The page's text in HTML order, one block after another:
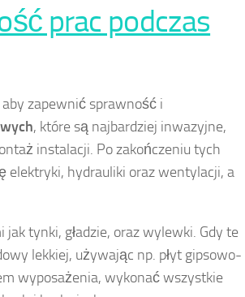
prac podczas
zapewnić sprawność i
, które są najbardziej inwazyjne,
instalacji. Po zakończeniu tych
elektryki, hydrauliki oraz wentylacji, a
jak tynki, gładzie, oraz wylewki. Gdy te
lekkiej, używając np. płyt gipsowo-
wyposażenia, wykonać wszystkie